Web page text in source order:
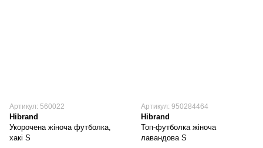
Артикул: 560022
Hibrand
Укорочена жіноча футболка,
хакі S
Артикул: 950284464
Hibrand
Топ-футболка жіноча
лавандова S